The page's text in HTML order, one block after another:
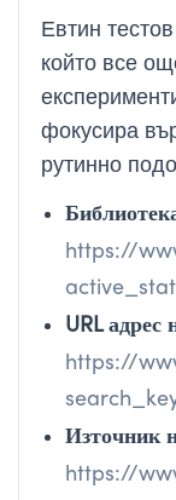
Евтин
който все
фокусира
рутинно
https://
URL адрес
https://
Източник
https://